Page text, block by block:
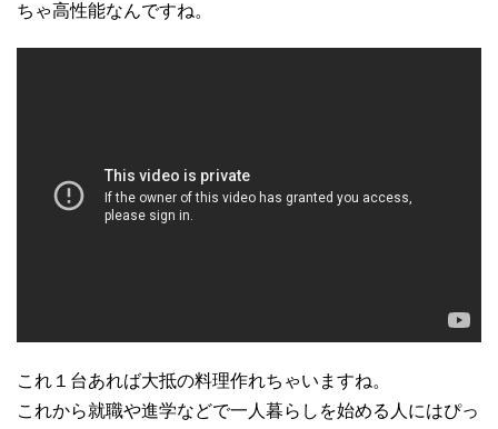
ちゃ高性能なんですね。
これ１台あれば大抵の料理作れちゃいますね。
これから就職や進学などで一人暮らしを始める人にはぴっ